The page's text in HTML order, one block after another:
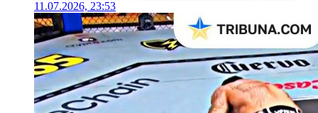
11.07.2026, 23:53